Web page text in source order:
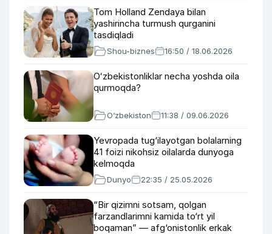
Tom Holland Zendaya bilan
yashirincha turmush qurganini
tasdiqladi
Shou-biznes 16:50 / 18.06.2026
Oʻzbekistonliklar necha yoshda oila
qurmoqda?
O‘zbekiston 11:38 / 09.06.2026
Yevropada tug‘ilayotgan bolalarning
41 foizi nikohsiz oilalarda dunyoga
kelmoqda
Dunyo 22:35 / 25.05.2026
“Bir qizimni sotsam, qolgan
farzandlarimni kamida to‘rt yil
boqaman” — afg‘onistonlik erkak